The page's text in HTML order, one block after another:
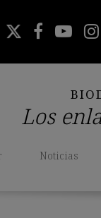
Los
Noticias